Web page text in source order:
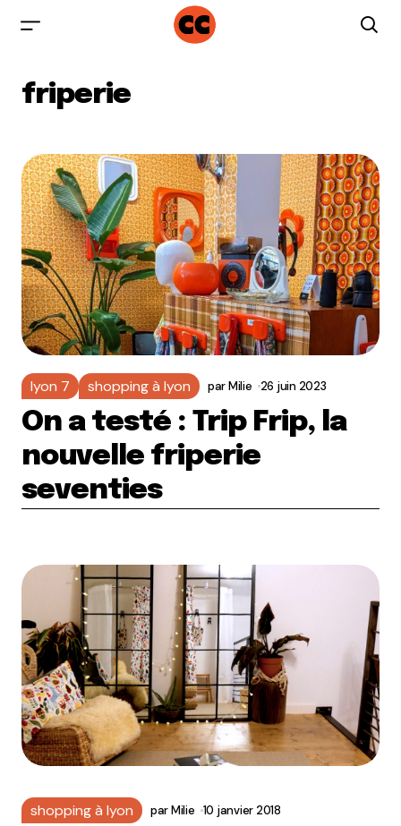
friperie
lyon 7 shopping à lyon parMilie 26 juin 2023
On a testé : Trip Frip, la
nouvelle friperie
seventies
shopping à lyon parMilie 10 janvier 2018